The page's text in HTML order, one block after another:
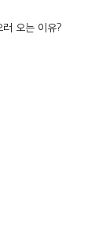
오는 이유?